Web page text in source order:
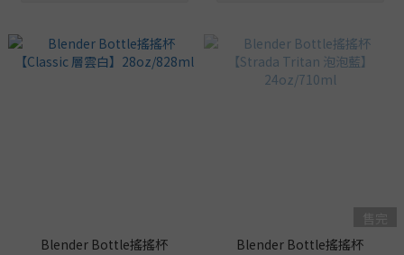
Blender Bottle搖搖杯
Blender Bottle搖搖杯